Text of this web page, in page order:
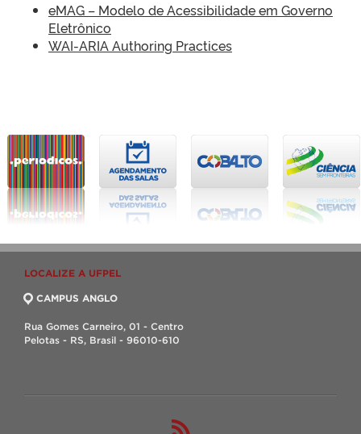
eMAG – Modelo de Acessibilidade em Governo
Eletrônico
WAI-ARIA Authoring Practices
LOCALIZE A UFPEL
CAMPUS ANGLO
Rua Gomes Carneiro, 01 - Centro
Pelotas - RS, Brasil - 96010-610